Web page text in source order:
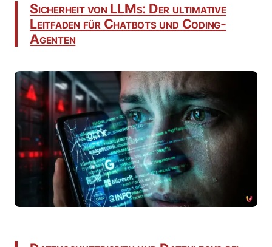
Sicherheit von LLMs: Der ultimative
Leitfaden für Chatbots und Coding-
Agenten